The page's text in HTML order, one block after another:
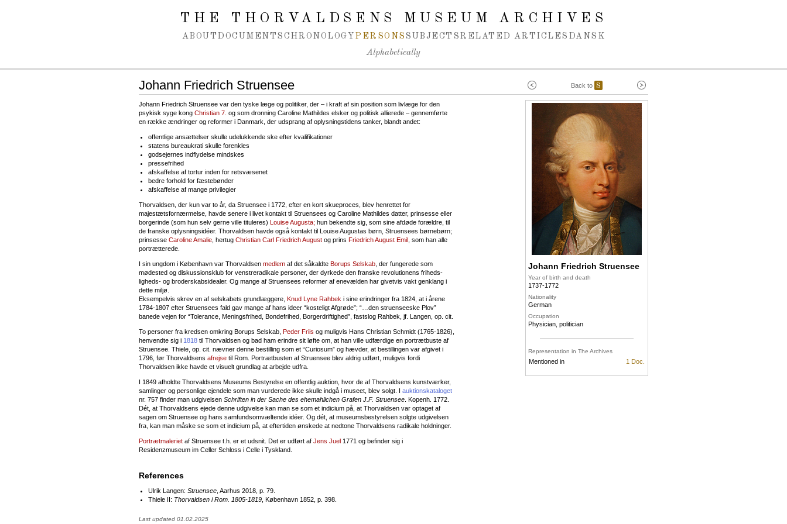
THE THORVALDSENS MUSEUM ARCHIVES
ABOUT DOCUMENTS CHRONOLOGY PERSONS SUBJECTS RELATED ARTICLES DANSK
Alphabetically
Back to S
Johann Friedrich Struensee
Johann Friedrich Struensee var den tyske læge og politiker, der – i kraft af sin position som livlæge for den
psykisk syge kong Christian 7. og som dronning Caroline Mathildes elsker og politisk allierede – gennemførte
en række ændringer og reformer i Danmark, der udsprang af oplysningstidens tanker, blandt andet:
offentlige ansættelser skulle udelukkende ske efter kvalifikationer
statens bureaukrati skulle forenkles
godsejernes indflydelse mindskes
pressefrihed
afskaffelse af tortur inden for retsvæsenet
bedre forhold for fæstebønder
afskaffelse af mange privilegier
Thorvaldsen, der kun var to år, da Struensee i 1772, efter en kort skueproces, blev henrettet for
majestætsfornærmelse, havde senere i livet kontakt til Struensees og Caroline Mathildes datter, prinsesse eller
borgerinde (som hun selv gerne ville tituleres) Louise Augusta; hun bekendte sig, som sine afdøde forældre, til
de franske oplysningsidéer. Thorvaldsen havde også kontakt til Louise Augustas børn, Struensees børnebørn;
prinsesse Caroline Amalie , hertug Christian Carl Friedrich August og prins Friedrich August Emil , som han alle
portrætterede.
I sin ungdom i København var Thorvaldsen medlem af det såkaldte Borups Selskab , der fungerede som
mødested og diskussionsklub for venstreradikale personer, der dyrkede den franske revolutionens friheds-
ligheds- og broderskabsidealer. Og mange af Struensees reformer af enevælden har givetvis vakt genklang i
dette miljø.
Eksempelvis skrev en af selskabets grundlæggere, Knud Lyne Rahbek i sine erindringer fra 1824, at i årene
1784-1807 efter Struensees fald gav mange af hans ideer “kosteligt Afgrøde”; “…den struenseeske Plov”
banede vejen for “Tolerance, Meningsfrihed, Bondefrihed, Borgerdriftighed”, fastslog Rahbek, jf. Langen, op. cit.
To personer fra kredsen omkring Borups Selskab, Peder Friis og muligvis Hans Christian Schmidt (1765-1826),
henvendte sig i 1818 til Thorvaldsen og bad ham erindre sit løfte om, at han ville udfærdige en portrætbuste af
Struensee. Thiele, op. cit. nævner denne bestilling som et “Curiosum” og hævder, at bestillingen var afgivet i
1796, før Thorvaldsens afrejse til Rom. Portrætbusten af Struensee blev aldrig udført, muligvis fordi
Thorvaldsen ikke havde et visuelt grundlag at arbejde udfra.
I 1849 afholdte Thorvaldsens Museums Bestyrelse en offentlig auktion, hvor de af Thorvaldsens kunstværker,
samlinger og personlige ejendele som man vurderede ikke skulle indgå i museet, blev solgt. I auktionskataloget
nr. 757 finder man udgivelsen Schriften in der Sache des ehemahlichen Grafen J.F. Struensee . Kopenh. 1772.
Dét, at Thorvaldsens ejede denne udgivelse kan man se som et indicium på, at Thorvaldsen var optaget af
sagen om Struensee og hans samfundsomvæltende idéer. Og dét, at museumsbestyrelsen solgte udgivelsen
fra, kan man måske se som et indicium på, at eftertiden ønskede at nedtone Thorvaldsens radikale holdninger.
Portrætmaleriet af Struensee t.h. er et udsnit. Det er udført af Jens Juel 1771 og befinder sig i
Residenzmuseum im Celler Schloss i Celle i Tyskland.
References
Ulrik Langen: Struensee , Aarhus 2018, p. 79.
Thiele II: Thorvaldsen i Rom. 1805-1819 , København 1852, p. 398.
Last updated 01.02.2025
Johann Friedrich Struensee
Year of birth and death
1737-1772
Nationality
German
Occupation
Physician, politician
Representation in The Archives
Mentioned in 1 Doc.